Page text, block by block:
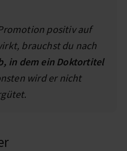
positiv auf
brauchst du nach
in dem ein Doktortitel
wird er nicht